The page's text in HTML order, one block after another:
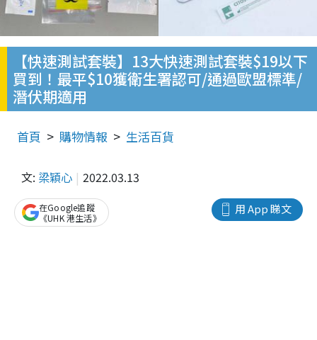
【快速測試套裝】13大快速測試套裝$19以下
買到！最平$10獲衛生署認可/通過歐盟標準/
潛伏期適用
首頁 購物情報 生活百貨
文: 梁穎心 2022.03.13
用 App 睇文
在Google追蹤
《UHK 港生活》